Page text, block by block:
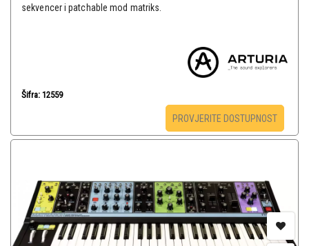
sekvencer i patchable mod matriks.
Šifra: 12559
PROVJERITE DOSTUPNOST